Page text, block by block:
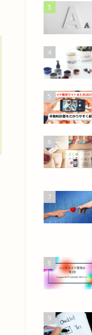
3
4
5
6
7
8
9